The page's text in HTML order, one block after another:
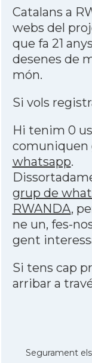
Catalans a
webs del
que fa 21
desenes de
món.
Si vols
Hi tenim 0
comuniquen
whatsapp.
grup de
RWANDA,
ne un, fes-
gent
Si tens cap
arribar a
Segurament